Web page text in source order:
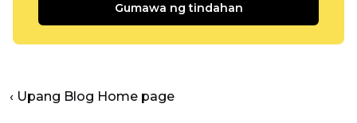
Gumawa ng tindahan
‹ Upang Blog Home page